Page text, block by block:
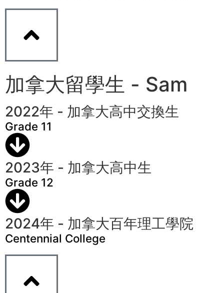
加拿大留學生 - Sam
2022年 - 加拿大高中交換生
Grade 11
2023年 - 加拿大高中生
Grade 12
2024年 - 加拿大百年理工學院
Centennial College